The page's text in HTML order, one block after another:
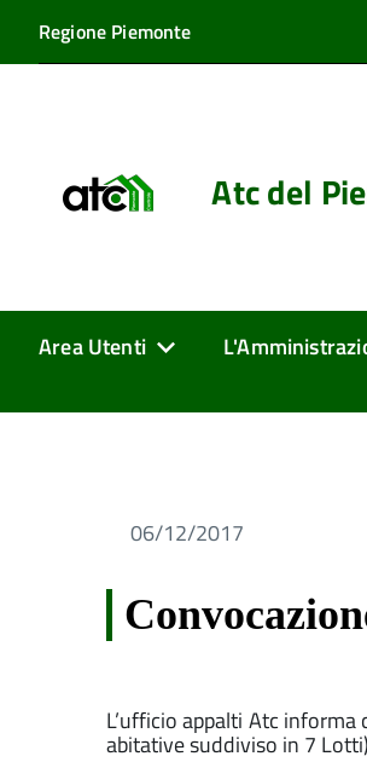
Regione Piemonte
Atc del
Area Utenti
06/12/2017
L’ufficio appalti Atc
abitative suddiviso in 7